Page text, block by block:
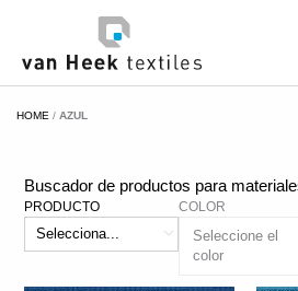
contenido
HOME / AZUL
Buscador de productos para
PRODUCTO COLOR
Seleccione el
color